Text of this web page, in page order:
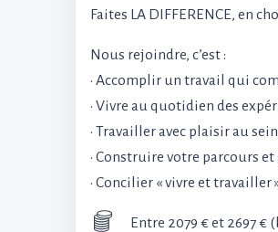
Faites LA DIFFERENCE, en
Nous rejoindre, c’est :
• Accomplir un travail qui
• Vivre au quotidien des
• Travailler avec plaisir au
• Construire votre parcours
• Concilier « vivre et travailler
Entre 2079 € et 2697 €